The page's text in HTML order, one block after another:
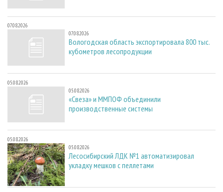
07.08.2026
07.08.2026
Вологодская область экспортировала 800 тыс.
кубометров лесопродукции
05.08.2026
05.08.2026
«Свеза» и ММПОФ объединили
производственные системы
05.08.2026
05.08.2026
Лесосибирский ЛДК №1 автоматизировал
укладку мешков с пеллетами